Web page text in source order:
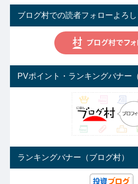
ブログ村での読者フォローよろし
PVポイント・ランキングバナー
ランキングバナー（ブログ村）